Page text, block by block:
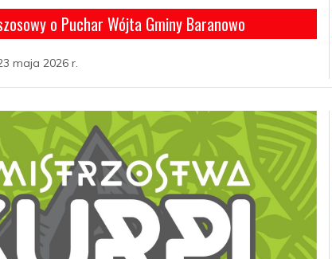
o Puchar Wójta Gminy Baranowo
maja 2026 r.